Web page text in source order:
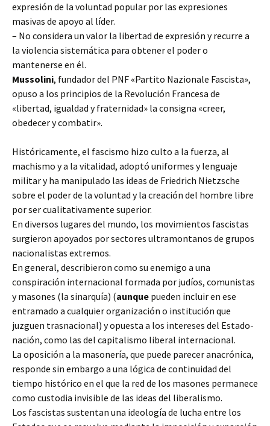
expresión de la voluntad popular por las expresiones
masivas de apoyo al líder.
– No considera un valor la libertad de expresión y recurre a
la violencia sistemática para obtener el poder o
mantenerse en él.
Mussolini, fundador del PNF «Partito Nazionale Fascista»,
opuso a los principios de la Revolución Francesa de
«libertad, igualdad y fraternidad» la consigna «creer,
obedecer y combatir».
Históricamente, el fascismo hizo culto a la fuerza, al
machismo y a la vitalidad, adoptó uniformes y lenguaje
militar y ha manipulado las ideas de Friedrich Nietzsche
sobre el poder de la voluntad y la creación del hombre libre
por ser cualitativamente superior.
En diversos lugares del mundo, los movimientos fascistas
surgieron apoyados por sectores ultramontanos de grupos
nacionalistas extremos.
En general, describieron como su enemigo a una
conspiración internacional formada por judíos, comunistas
y masones (la sinarquía) (aunque pueden incluir en ese
entramado a cualquier organización o institución que
juzguen trasnacional) y opuesta a los intereses del Estado-
nación, como las del capitalismo liberal internacional.
La oposición a la masonería, que puede parecer anacrónica,
responde sin embargo a una lógica de continuidad del
tiempo histórico en el que la red de los masones permanece
como custodia invisible de las ideas del liberalismo.
Los fascistas sustentan una ideología de lucha entre los